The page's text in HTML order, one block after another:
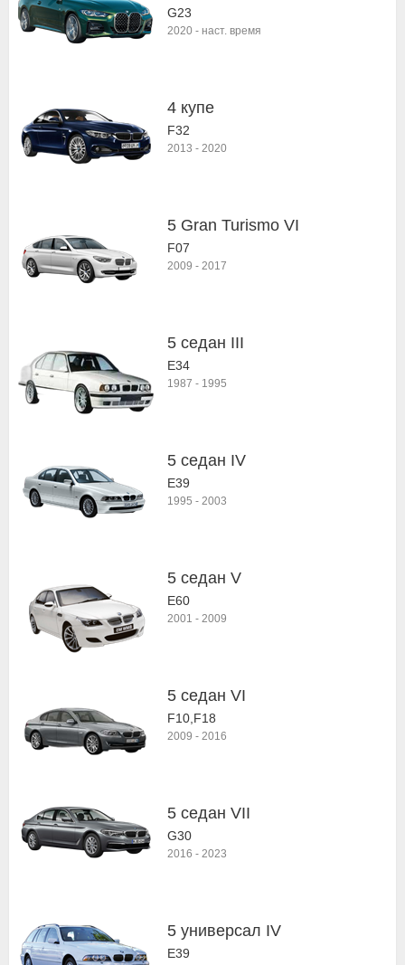
G23
2020 - наст. время
4 купе
F32
2013 - 2020
5 Gran Turismo VI
F07
2009 - 2017
5 седан III
E34
1987 - 1995
5 седан IV
E39
1995 - 2003
5 седан V
E60
2001 - 2009
5 седан VI
F10,F18
2009 - 2016
5 седан VII
G30
2016 - 2023
5 универсал IV
E39